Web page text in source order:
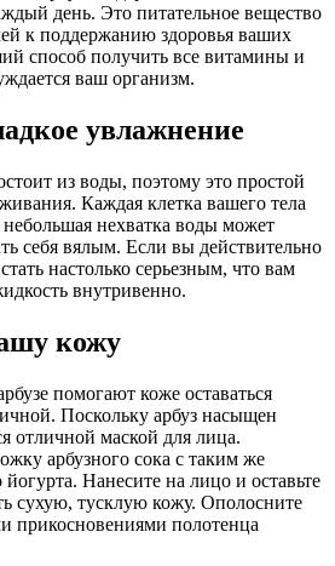
день. Это питательное вещество
к поддержанию здоровья ваших
способ получить все витамины и
ваш организм.
увлажнение
из воды, поэтому это простой
Каждая клетка вашего тела
нехватка воды может
себя вялым. Если вы действительно
настолько серьезным, что вам
внутривенно.
кожу
помогают коже оставаться
Поскольку арбуз насыщен
отличной маской для лица.
арбузного сока с таким же
йогурта. Нанесите на лицо и оставьте
сухую, тусклую кожу. Ополосните
прикосновениями полотенца